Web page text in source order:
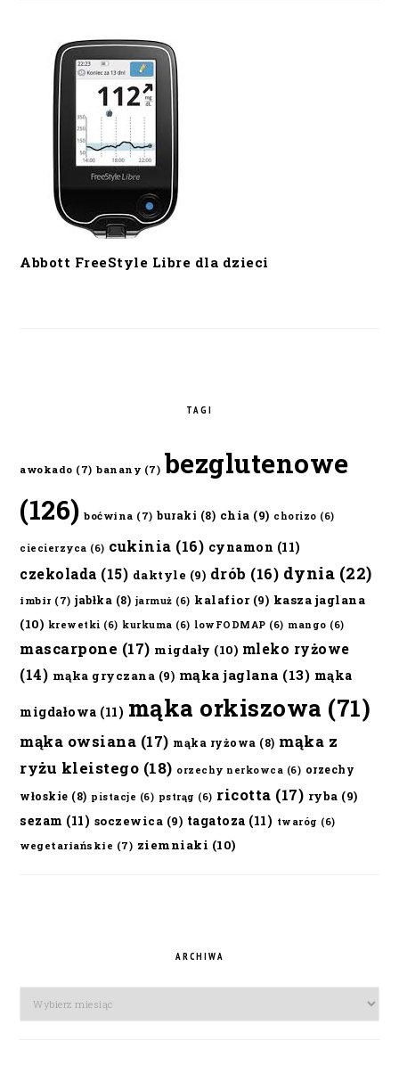
Abbott FreeStyle Libre dla dzieci
TAGI
awokado (7) banany (7) bezglutenowe
(126) boćwina (7) buraki (8) chia (9) chorizo (6)
ciecierzyca (6) cukinia (16) cynamon (11)
czekolada (15) daktyle (9) drób (16) dynia (22)
imbir (7) jabłka (8) jarmuż (6) kalafior(9) kasza jaglana
(10) krewetki (6) kurkuma (6) lowFODMAP (6) mango (6)
mascarpone (17) migdały (10) mleko ryżowe
(14) mąka gryczana (9) mąka jaglana (13) mąka
migdałowa (11) mąka orkiszowa (71)
mąka owsiana (17) mąka ryżowa (8) mąka z
ryżu kleistego (18) orzechy nerkowca (6) orzechy
włoskie (8) pistacje (6) pstrąg (6) ricotta (17) ryba (9)
sezam (11) soczewica (9) tagatoza (11) twaróg (6)
wegetariańskie (7) ziemniaki (10)
ARCHIWA
Archiwa